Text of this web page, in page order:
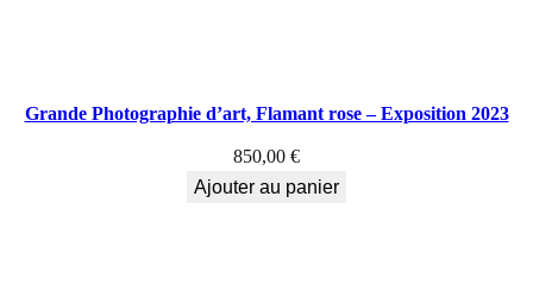
Grande Photographie d’art, Flamant rose – Exposition 2023
850,00 €
Ajouter au panier